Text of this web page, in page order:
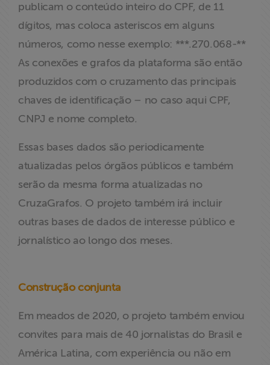
publicam o conteúdo inteiro do CPF, de 11
dígitos, mas coloca asteriscos em alguns
números, como nesse exemplo: ***.270.068-**
As conexões e grafos da plataforma são então
produzidos com o cruzamento das principais
chaves de identificação – no caso aqui CPF,
CNPJ e nome completo.
Essas bases dados são periodicamente
atualizadas pelos órgãos públicos e também
serão da mesma forma atualizadas no
CruzaGrafos. O projeto também irá incluir
outras bases de dados de interesse público e
jornalístico ao longo dos meses.
Construção conjunta
Em meados de 2020, o projeto também enviou
convites para mais de 40 jornalistas do Brasil e
América Latina, com experiência ou não em